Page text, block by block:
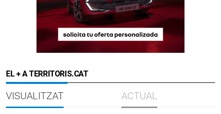
EL + A TERRITORIS.CAT
VISUALITZAT ACTUAL